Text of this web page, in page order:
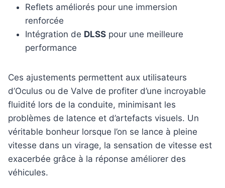
Reflets améliorés pour une immersion
renforcée
Intégration de DLSS pour une meilleure
performance
Ces ajustements permettent aux utilisateurs
d’Oculus ou de Valve de profiter d’une incroyable
fluidité lors de la conduite, minimisant les
problèmes de latence et d’artefacts visuels. Un
véritable bonheur lorsque l’on se lance à pleine
vitesse dans un virage, la sensation de vitesse est
exacerbée grâce à la réponse améliorer des
véhicules.